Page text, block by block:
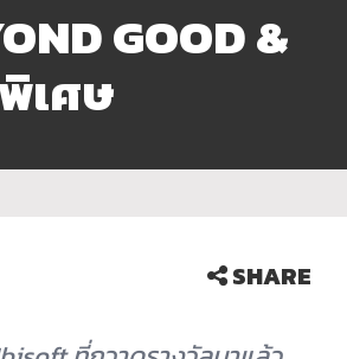
GOOD &
เศษ
SHARE